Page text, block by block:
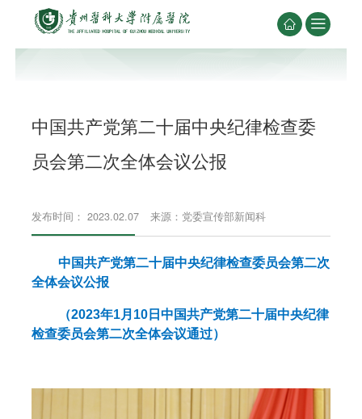
 
中国共产党第二十届中央纪律检查委
员会第二次全体会议公报
发布时间： 2023.02.07 来源：党委宣传部新闻科
中国共产党第二十届中央纪律检查委员会第二次
全体会议公报
（2023年1月10日中国共产党第二十届中央纪律
检查委员会第二次全体会议通过）